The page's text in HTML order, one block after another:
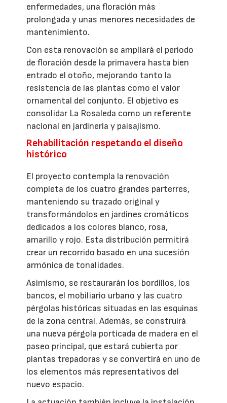
enfermedades, una floración más
prolongada y unas menores necesidades de
mantenimiento.
Con esta renovación se ampliará el periodo
de floración desde la primavera hasta bien
entrado el otoño, mejorando tanto la
resistencia de las plantas como el valor
ornamental del conjunto. El objetivo es
consolidar La Rosaleda como un referente
nacional en jardinería y paisajismo.
Rehabilitación respetando el diseño
histórico
El proyecto contempla la renovación
completa de los cuatro grandes parterres,
manteniendo su trazado original y
transformándolos en jardines cromáticos
dedicados a los colores blanco, rosa,
amarillo y rojo. Esta distribución permitirá
crear un recorrido basado en una sucesión
armónica de tonalidades.
Asimismo, se restaurarán los bordillos, los
bancos, el mobiliario urbano y las cuatro
pérgolas históricas situadas en las esquinas
de la zona central. Además, se construirá
una nueva pérgola porticada de madera en el
paseo principal, que estará cubierta por
plantas trepadoras y se convertirá en uno de
los elementos más representativos del
nuevo espacio.